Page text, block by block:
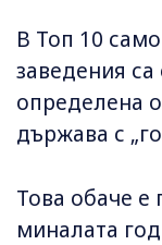
В Топ 10
заведения са
определена
държава с
Това обаче
миналата